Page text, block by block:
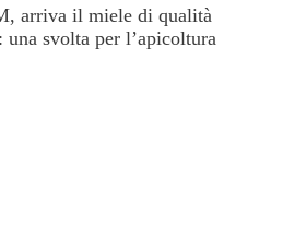
arriva il miele di qualità
una svolta per l’apicoltura